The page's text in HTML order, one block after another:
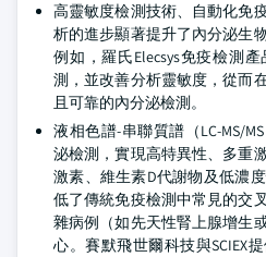
高靈敏度檢測技術、自動化免
析的進步顯著提升了內分泌生
例如，羅氏Elecsys免疫檢測
測，並改善分析靈敏度，從而
且可靠的內分泌檢測。
液相色譜-串聯質譜（LC-MS/
泌檢測，實現高特異性、多重
激素、維生素D代謝物及低濃
低了傳統免疫檢測中常見的交
雜病例（如先天性腎上腺增生
心。賽默飛世爾科技與SCIEX